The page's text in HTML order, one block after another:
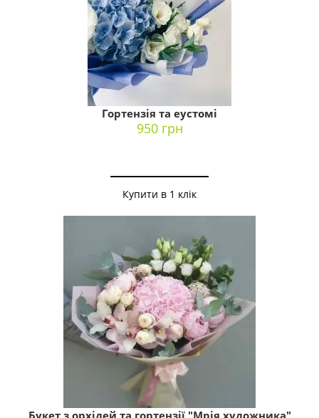
Гортензія та еустомі
950 грн
Купити в 1 клік